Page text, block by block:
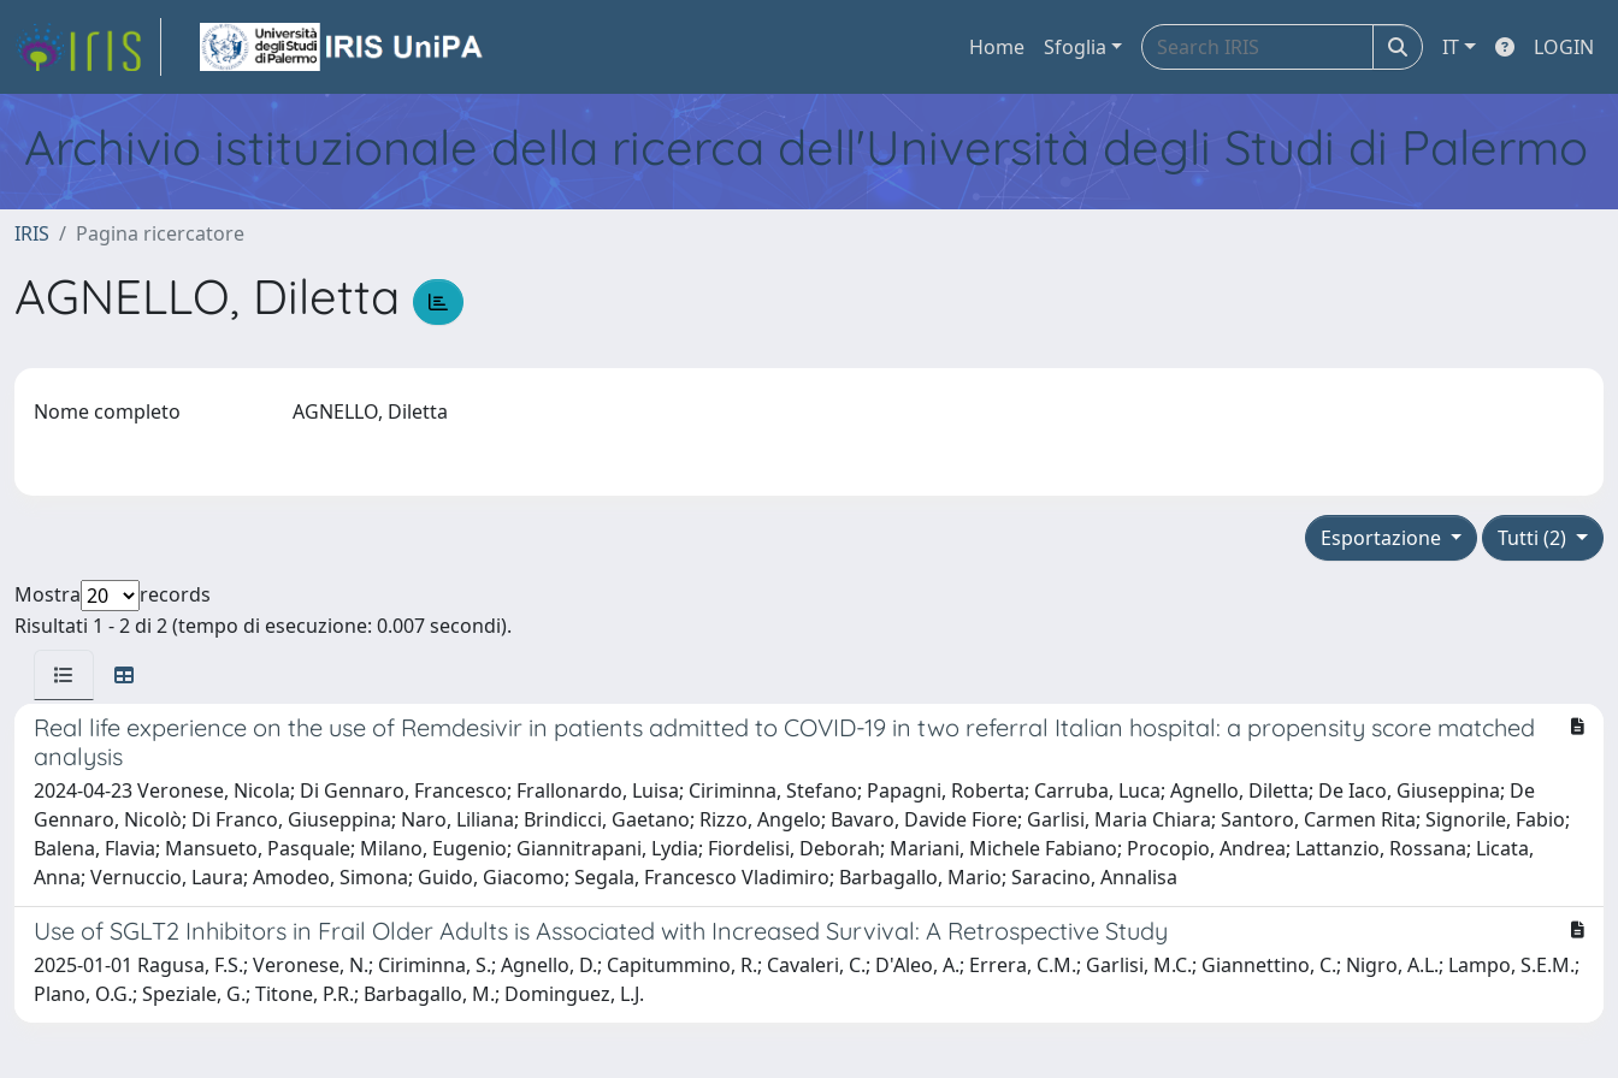
Home Sfoglia IT LOGIN
Archivio istituzionale della ricerca dell'Università degli Studi di Palermo
IRIS Pagina ricercatore
AGNELLO, Diletta
Nome completo AGNELLO, Diletta
Tutti (2)
Esportazione
Mostra
records
Risultati 1 - 2 di 2 (tempo di esecuzione: 0.007 secondi).
Real life experience on the use of Remdesivir in patients admitted to COVID-19 in two referral Italian hospital: a propensity score matched
analysis
2024-04-23 Veronese, Nicola; Di Gennaro, Francesco; Frallonardo, Luisa; Ciriminna, Stefano; Papagni, Roberta; Carruba, Luca; Agnello, Diletta; De Iaco, Giuseppina; De
Gennaro, Nicolò; Di Franco, Giuseppina; Naro, Liliana; Brindicci, Gaetano; Rizzo, Angelo; Bavaro, Davide Fiore; Garlisi, Maria Chiara; Santoro, Carmen Rita; Signorile, Fabio;
Balena, Flavia; Mansueto, Pasquale; Milano, Eugenio; Giannitrapani, Lydia; Fiordelisi, Deborah; Mariani, Michele Fabiano; Procopio, Andrea; Lattanzio, Rossana; Licata,
Anna; Vernuccio, Laura; Amodeo, Simona; Guido, Giacomo; Segala, Francesco Vladimiro; Barbagallo, Mario; Saracino, Annalisa
Use of SGLT2 Inhibitors in Frail Older Adults is Associated with Increased Survival: A Retrospective Study
2025-01-01 Ragusa, F.S.; Veronese, N.; Ciriminna, S.; Agnello, D.; Capitummino, R.; Cavaleri, C.; D'Aleo, A.; Errera, C.M.; Garlisi, M.C.; Giannettino, C.; Nigro, A.L.; Lampo, S.E.M.;
Plano, O.G.; Speziale, G.; Titone, P.R.; Barbagallo, M.; Dominguez, L.J.